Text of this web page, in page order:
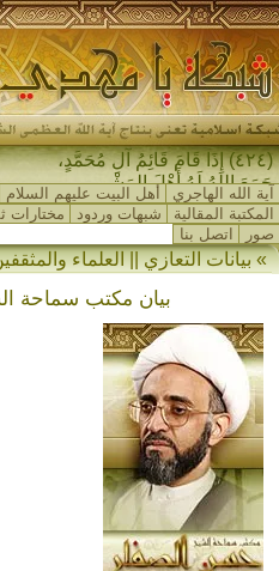
(٤٢٤) إِذَا قَامَ قَائِمُ آلِ مُحَمَّدٍ،
جَمَعَ اللهُ لَهُ أَهْلَ المَشْرِقِ-
آية الله الهاجري أهل البيت عليهم السلام
المكتبة المقالية
شبهات وردود مختارات
صور
اتصل بنا
» بيانات التعازي || العلماء
بيان مكتب سماحة